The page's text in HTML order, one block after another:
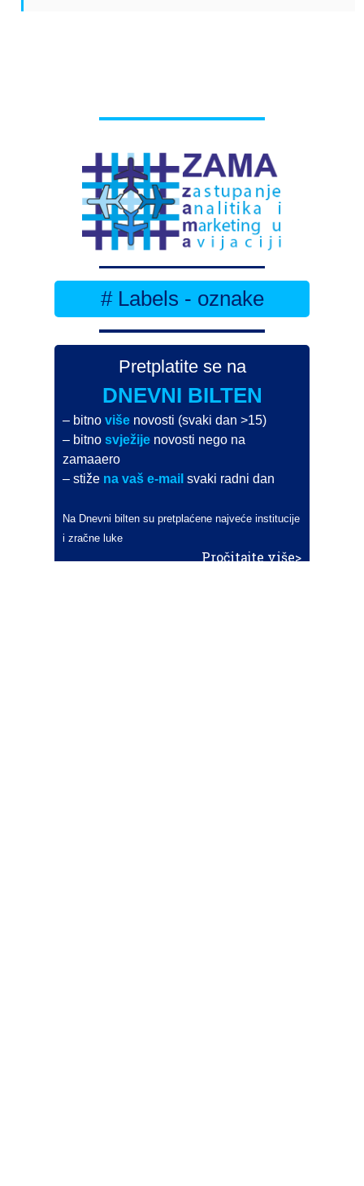
# Labels - oznake
Pretplatite se na
DNEVNI BILTEN
– bitnoviše novosti (svaki dan >15)
– bitnosvježije novosti nego na
zamaaero
– stiže na vaš e-mail svaki radni dan
Na Dnevni bilten su pretplaćene najveće institucije
i zračne luke
Pročitajte više>